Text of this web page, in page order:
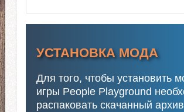
УСТАНОВКА МОДА
Для того, чтобы установить
игры People Playground
распаковать скачанный